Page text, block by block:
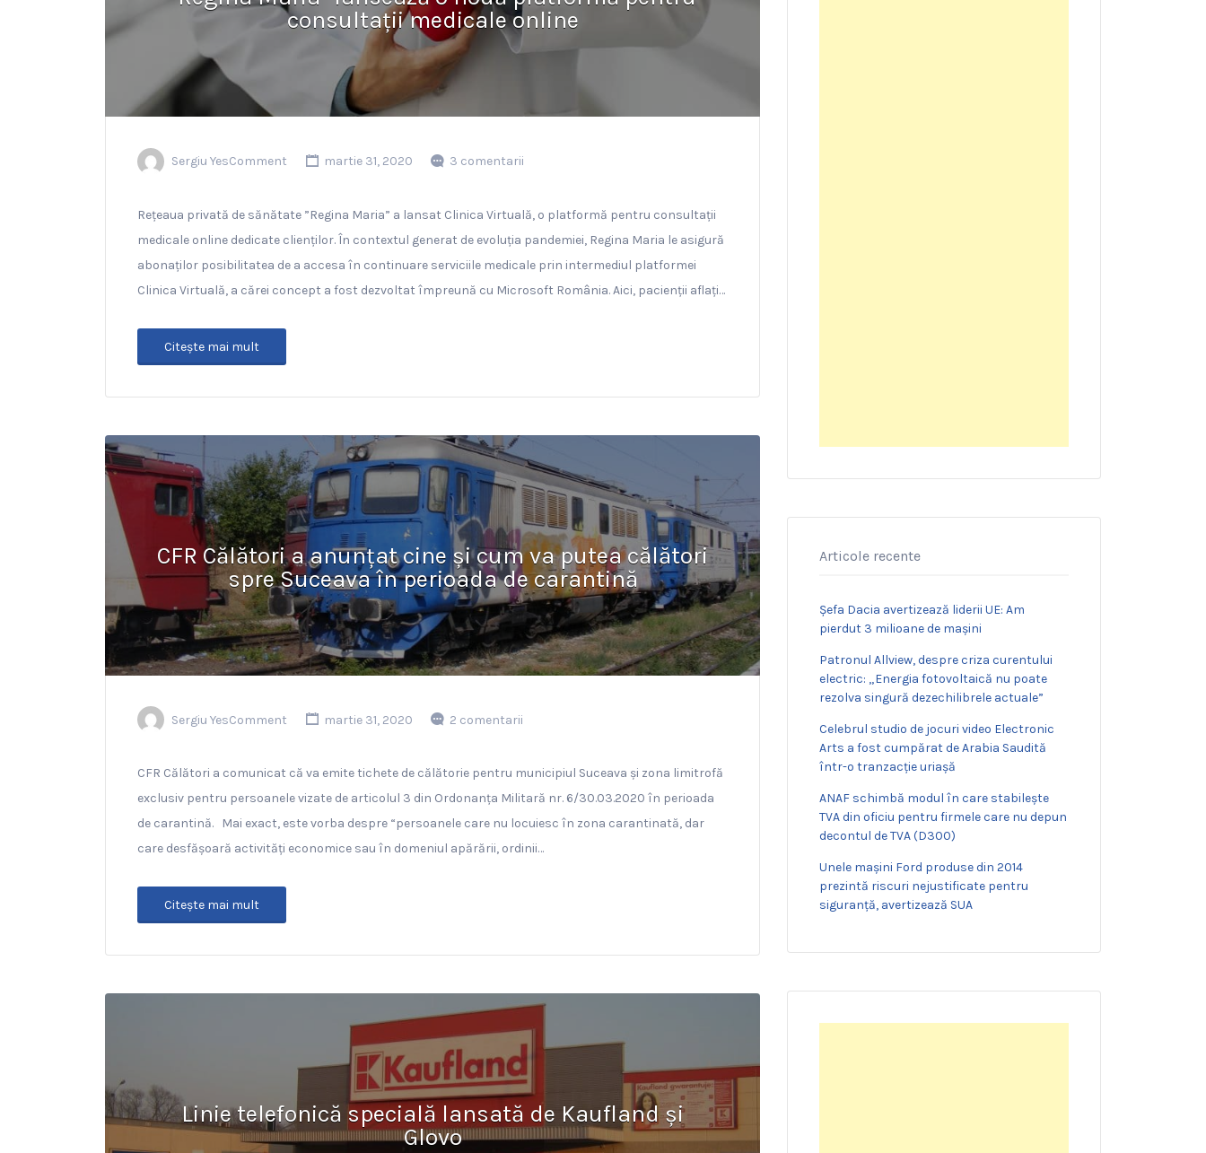
consultații medicale online
Sergiu YesComment martie 31, 2020 3 comentarii
Rețeaua privată de sănătate ”Regina Maria” a lansat Clinica Virtuală, o platformă pentru consultații
medicale online dedicate clienților. În contextul generat de evoluția pandemiei, Regina Maria le asigură
abonaților posibilitatea de a accesa în continuare serviciile medicale prin intermediul platformei
Clinica Virtuală, a cărei concept a fost dezvoltat împreună cu Microsoft România. Aici, pacienții aflați…
Citeşte mai mult
CFR Călători a anunțat cine și cum va putea călători
spre Suceava în perioada de carantină
Sergiu YesComment martie 31, 2020 2 comentarii
CFR Călători a comunicat că va emite tichete de călătorie pentru municipiul Suceava și zona limitrofă
exclusiv pentru persoanele vizate de articolul 3 din Ordonanța Militară nr. 6/30.03.2020 în perioada
de carantină. Mai exact, este vorba despre “persoanele care nu locuiesc în zona carantinată, dar
care desfăşoară activităţi economice sau în domeniul apărării, ordinii…
Citeşte mai mult
Linie telefonică specială lansată de Kaufland și
Glovo
Articole recente
Șefa Dacia avertizează liderii UE: Am
pierdut 3 milioane de mașini
Patronul Allview, despre criza curentului
electric: „Energia fotovoltaică nu poate
rezolva singură dezechilibrele actuale”
Celebrul studio de jocuri video Electronic
Arts a fost cumpărat de Arabia Saudită
într-o tranzacție uriașă
ANAF schimbă modul în care stabilește
TVA din oficiu pentru firmele care nu depun
decontul de TVA (D300)
Unele mașini Ford produse din 2014
prezintă riscuri nejustificate pentru
siguranță, avertizează SUA